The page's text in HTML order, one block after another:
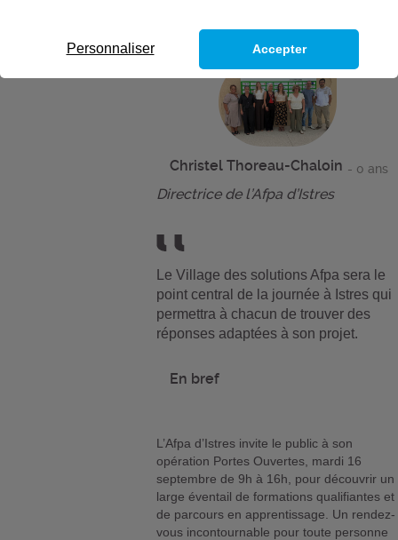
Christel Thoreau-Chaloin - 0 ans
Directrice de l’Afpa d’Istres
Le Village des solutions Afpa sera le
point central de la journée à Istres qui
permettra à chacun de trouver des
réponses adaptées à son projet.
En bref
L’Afpa d’Istres invite le public à son
opération Portes Ouvertes, mardi 16
septembre de 9h à 16h, pour découvrir un
large éventail de formations qualifiantes et
de parcours en apprentissage. Un rendez-
vous incontournable pour toute personne
Personnaliser Accepter